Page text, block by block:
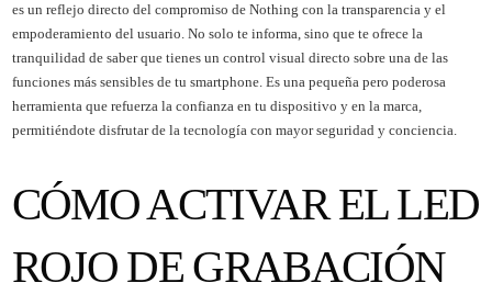
es un reflejo directo del compromiso de Nothing con la transparencia y el
empoderamiento del usuario. No solo te informa, sino que te ofrece la
tranquilidad de saber que tienes un control visual directo sobre una de las
funciones más sensibles de tu smartphone. Es una pequeña pero poderosa
herramienta que refuerza la confianza en tu dispositivo y en la marca,
permitiéndote disfrutar de la tecnología con mayor seguridad y conciencia.
CÓMO ACTIVAR EL LED
ROJO DE GRABACIÓN